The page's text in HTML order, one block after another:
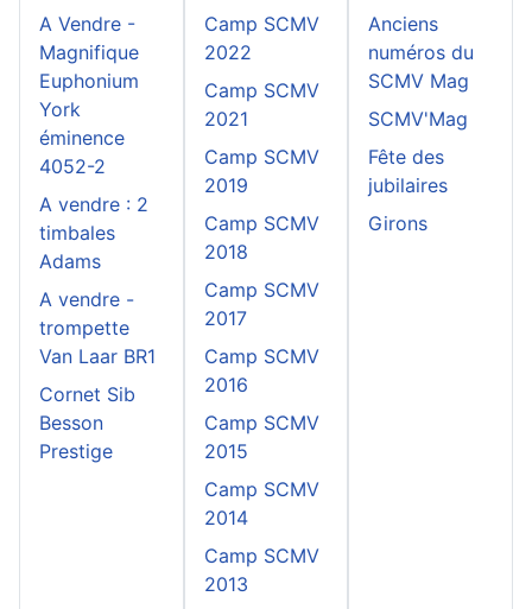
A Vendre -
Magnifique
Euphonium
York
éminence
4052-2
A vendre : 2
timbales
Adams
A vendre -
trompette
Van Laar BR1
Cornet Sib
Besson
Prestige
Camp SCMV
2022
Camp SCMV
2021
Camp SCMV
2019
Camp SCMV
2018
Camp SCMV
2017
Camp SCMV
2016
Camp SCMV
2015
Camp SCMV
2014
Camp SCMV
2013
Anciens
numéros du
SCMV Mag
SCMV'Mag
Fête des
jubilaires
Girons